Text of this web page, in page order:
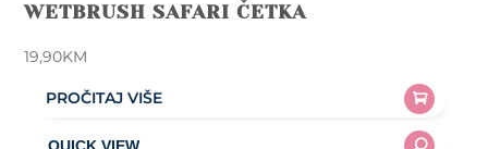
WETBRUSH SAFARI ČETKA
19,90KM
PROČITAJ VIŠE